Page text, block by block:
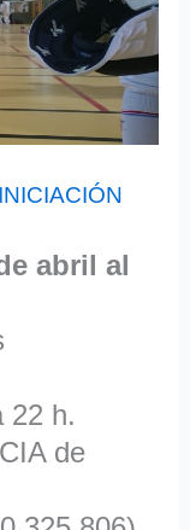
abril al
22 h.
de